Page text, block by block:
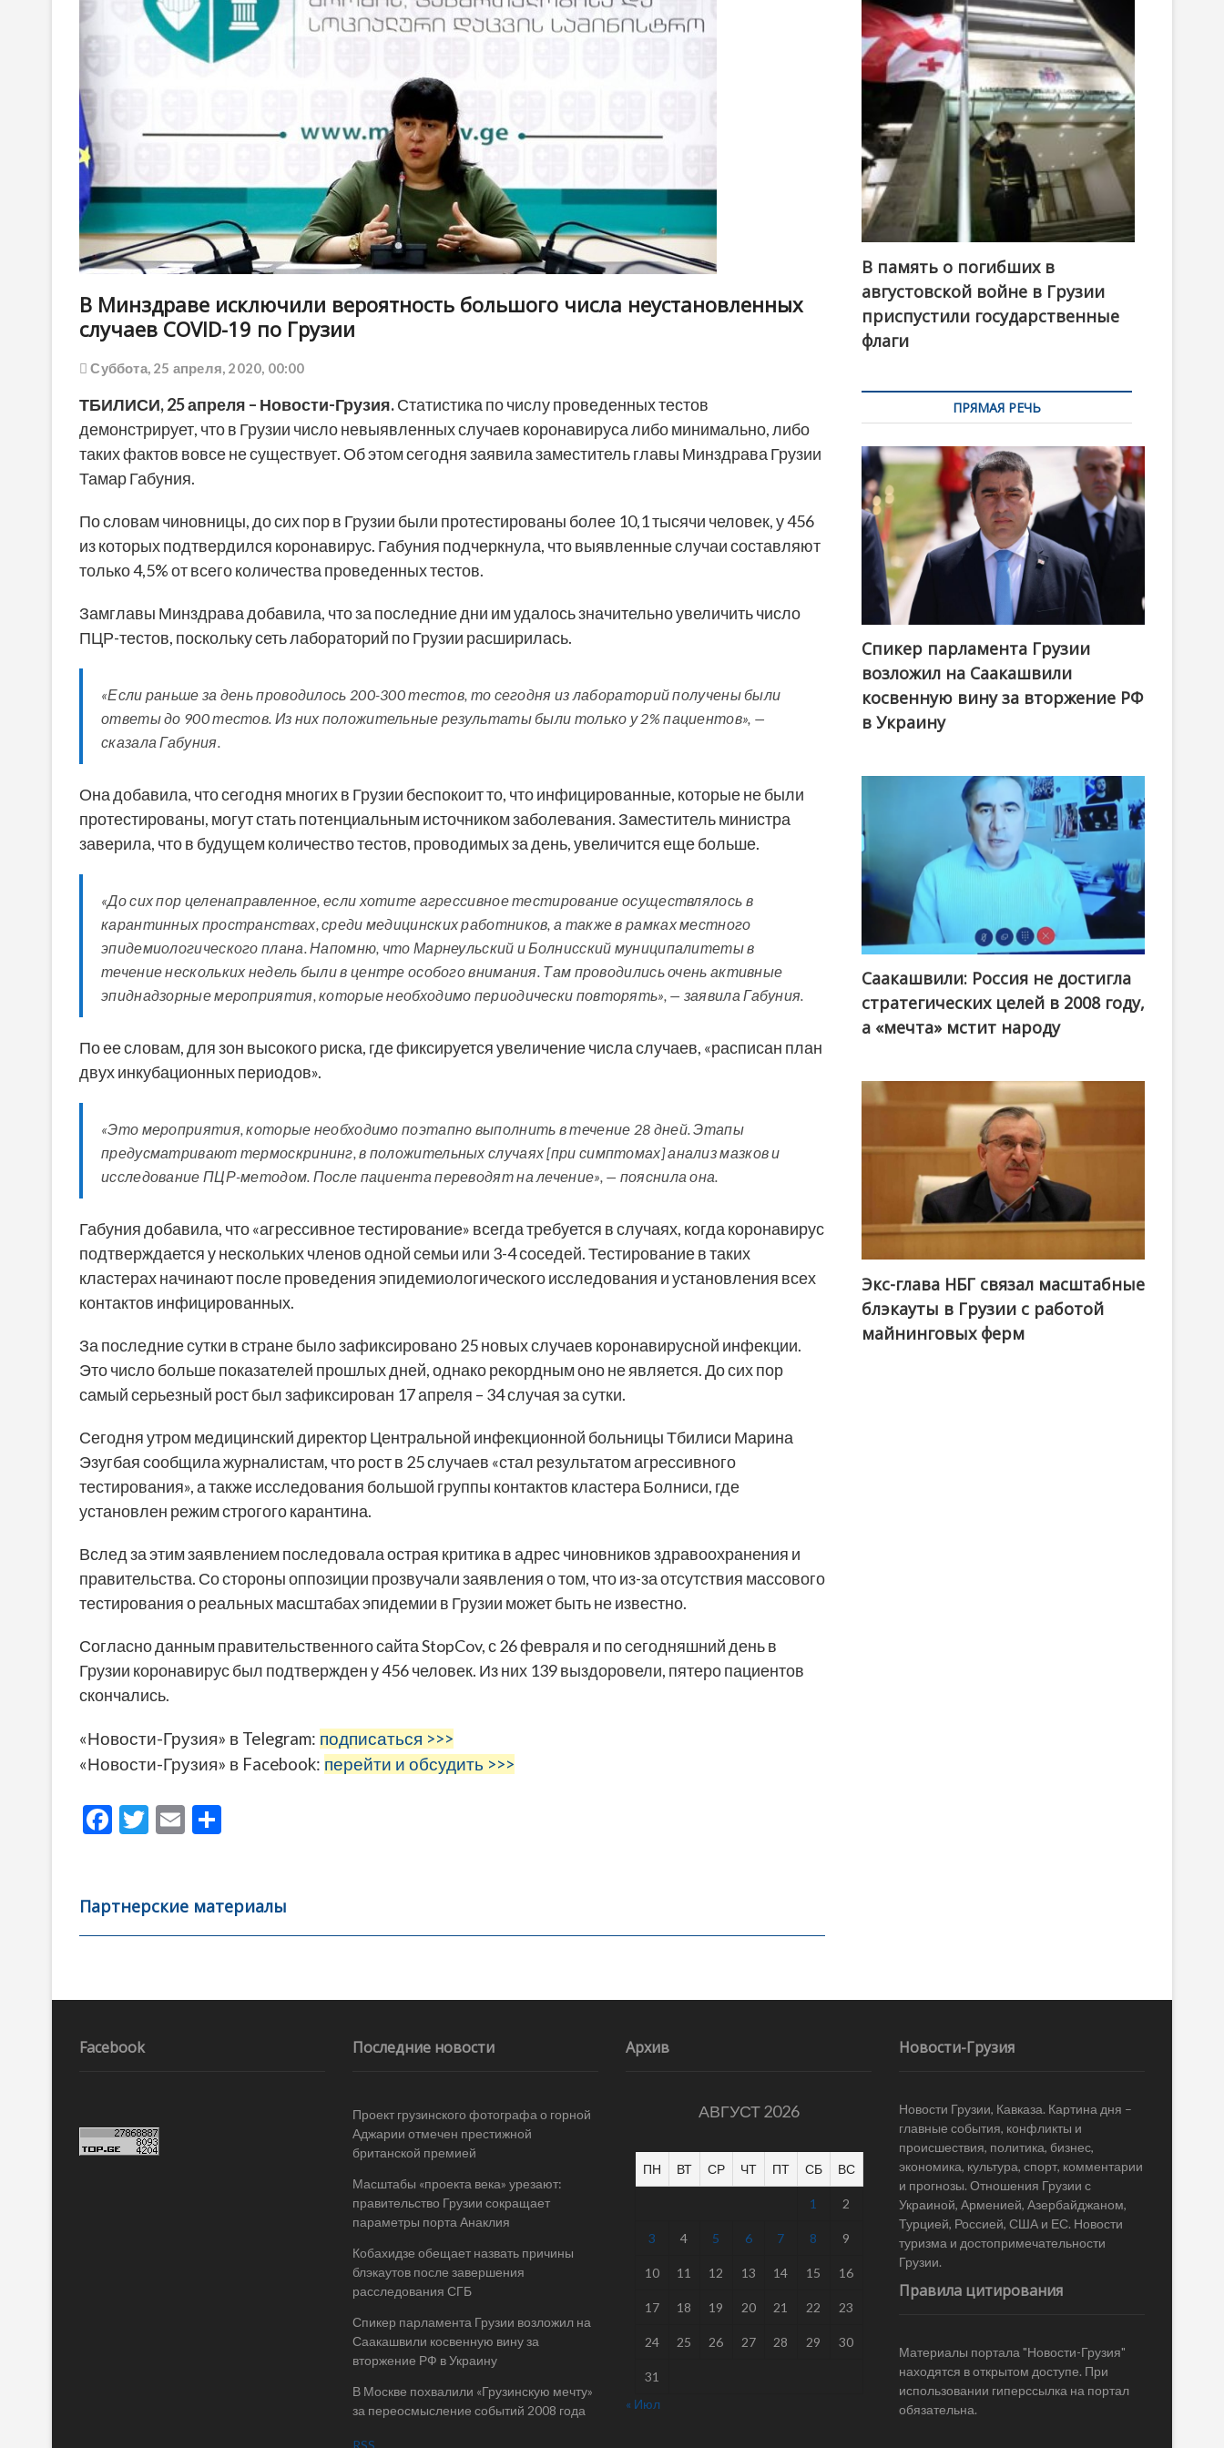
n
В Минздраве исключили вероятность большого числа неустановленных
случаев COVID-19 по Грузии
Суббота, 25 апреля, 2020, 00:00
ТБИЛИСИ, 25 апреля – Новости-Грузия.Статистика по числу проведенных тестов
демонстрирует, что в Грузии число невыявленных случаев коронавируса либо минимально, либо
таких фактов вовсе не существует. Об этом сегодня заявила заместитель главы Минздрава Грузии
Тамар Габуния.
По словам чиновницы, до сих пор в Грузии были протестированы более 10,1 тысячи человек, у 456
из которых подтвердился коронавирус. Габуния подчеркнула, что выявленные случаи составляют
только 4,5% от всего количества проведенных тестов.
Замглавы Минздрава добавила, что за последние дни им удалось значительно увеличить число
ПЦР-тестов, поскольку сеть лабораторий по Грузии расширилась.
«Если раньше за день проводилось 200-300 тестов, то сегодня из лабораторий получены были
ответы до 900 тестов. Из них положительные результаты были только у 2% пациентов», —
сказала Габуния.
Она добавила, что сегодня многих в Грузии беспокоит то, что инфицированные, которые не были
протестированы, могут стать потенциальным источником заболевания. Заместитель министра
заверила, что в будущем количество тестов, проводимых за день, увеличится еще больше.
«До сих пор целенаправленное, если хотите агрессивное тестирование осуществлялось в
карантинных пространствах, среди медицинских работников, а также в рамках местного
эпидемиологического плана. Напомню, что Марнеульский и Болнисский муниципалитеты в
течение нескольких недель были в центре особого внимания. Там проводились очень активные
эпиднадзорные мероприятия, которые необходимо периодически повторять», — заявила Габуния.
По ее словам, для зон высокого риска, где фиксируется увеличение числа случаев, «расписан план
двух инкубационных периодов».
«Это мероприятия, которые необходимо поэтапно выполнить в течение 28 дней. Этапы
предусматривают термоскрининг, в положительных случаях [при симптомах] анализ мазков и
исследование ПЦР-методом. После пациента переводят на лечение», — пояснила она.
Габуния добавила, что «агрессивное тестирование» всегда требуется в случаях, когда коронавирус
подтверждается у нескольких членов одной семьи или 3-4 соседей. Тестирование в таких
кластерах начинают после проведения эпидемиологического исследования и установления всех
контактов инфицированных.
За последние сутки в стране было зафиксировано 25 новых случаев коронавирусной инфекции.
Это число больше показателей прошлых дней, однако рекордным оно не является. До сих пор
самый серьезный рост был зафиксирован 17 апреля – 34 случая за сутки.
Сегодня утром медицинский директор Центральной инфекционной больницы Тбилиси Марина
Эзугбая сообщила журналистам, что рост в 25 случаев «стал результатом агрессивного
тестирования», а также исследования большой группы контактов кластера Болниси, где
установлен режим строгого карантина.
Вслед за этим заявлением последовала острая критика в адрес чиновников здравоохранения и
правительства. Со стороны оппозиции прозвучали заявления о том, что из-за отсутствия массового
тестирования о реальных масштабах эпидемии в Грузии может быть не известно.
Согласно данным правительственного сайта StopCov, с 26 февраля и по сегодняшний день в
Грузии коронавирус был подтвержден у 456 человек. Из них 139 выздоровели, пятеро пациентов
скончались.
«Новости-Грузия» в Telegram: подписаться >>>
«Новости-Грузия» в Facebook: перейти и обсудить >>>
F
b
o
k
T
er
E
l
а
в
ть
Партнерские материалы
Навигация
записям
В память о погибших в
августовской войне в Грузии
приспустили государственные
флаги
ПРЯМАЯ РЕЧЬ
Спикер парламента Грузии
возложил на Саакашвили
косвенную вину за вторжение РФ
в Украину
Саакашвили: Россия не достигла
стратегических целей в 2008 году,
а «мечта» мстит народу
Экс-глава НБГ связал масштабные
блэкауты в Грузии с работой
майнинговых ферм
Facebook Последние новости
Проект грузинского фотографа о горной
Аджарии отмечен престижной
британской премией
Масштабы «проекта века» урезают:
правительство Грузии сокращает
параметры порта Анаклия
Кобахидзе обещает назвать причины
блэкаутов после завершения
расследования СГБ
Спикер парламента Грузии возложил на
Саакашвили косвенную вину за
вторжение РФ в Украину
В Москве похвалили «Грузинскую мечту»
за переосмысление событий 2008 года
RSS
Архив
АВГУСТ 2026
ПН ВТ СР ЧТ ПТ СБ ВС
1 2
3 4 5 6 7 8 9
10 11 12 13 14 15 16
17 18 19 20 21 22 23
24 25 26 27 28 29 30
31
« Июл
Новости-Грузия
Новости Грузии, Кавказа. Картина дня –
главные события, конфликты и
происшествия, политика, бизнес,
экономика, культура, спорт, комментарии
и прогнозы. Отношения Грузии с
Украиной, Арменией, Азербайджаном,
Турцией, Россией, США и ЕС. Новости
туризма и достопримечательности
Грузии.
Правила цитирования
Материалы портала "Новости-Грузия"
находятся в открытом доступе. При
использовании гиперссылка на портал
обязательна.